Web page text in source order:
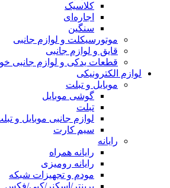
کلاسیک
اجاره‌ای
سنگین
موتورسیکلت و لوازم جانبی
قایق و لوازم جانبی
قطعات یدکی و لوازم جانبی
لوازم الکترونیکی
موبایل و تبلت
گوشی موبایل
تبلت
لوازم جانبی موبایل و
سیم کارت
رایانه
رایانه همراه
رایانه رومیزی
مودم و تجهیزات شبکه